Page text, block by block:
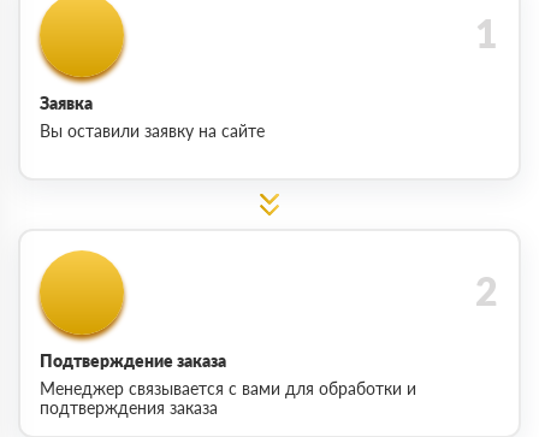
Заявка
Вы оставили заявку на сайте
Подтверждение заказа
Менеджер связывается с вами для обработки и
подтверждения заказа